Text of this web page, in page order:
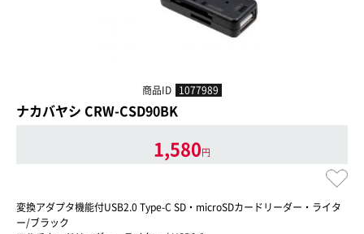
商品ID 1077989
ナカバヤシ CRW-CSD90BK
1,580円
変換アダプタ機能付USB2.0 Type-C SD・microSDカードリーダー・ライタ
ー/ブラック